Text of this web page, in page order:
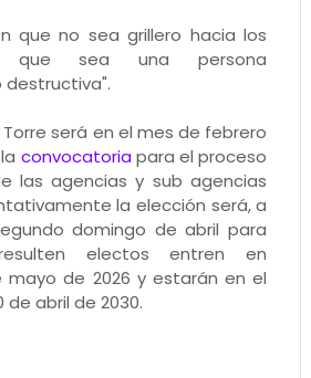
que no sea grillero hacia los
que sea una persona
destructiva".
Torre será en el mes de febrero
convocatoriapara el proceso
las agencias y sub agencias
la elección será, a
domingo de abril para
electos entren en
mayo de 2026 y estarán en el
abril de 2030.